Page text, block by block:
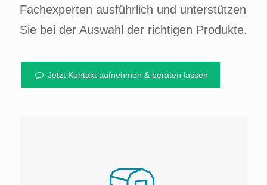
Fachexperten ausführlich und unterstützen
Sie bei der Auswahl der richtigen Produkte.
Jetzt Kontakt aufnehmen & beraten lassen